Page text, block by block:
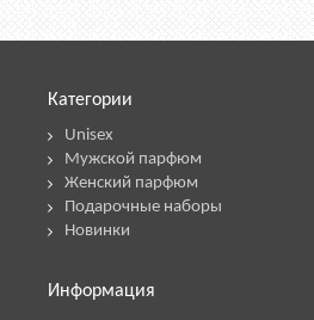
Категории
Unisex
Мужской парфюм
Женский парфюм
Подарочные наборы
Новинки
Информация